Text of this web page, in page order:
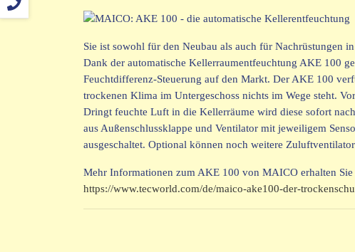
Sie ist sowohl für den Neubau als auch für Nachrüstungen
Dank der automatische Kellerraumentfeuchtung AKE 100
Feuchtdifferenz-Steuerung auf den Markt. Der AKE 100
trockenen Klima im Untergeschoss nichts im Wege steht.
Dringt feuchte Luft in die Kellerräume wird diese sofort
aus Außenschlussklappe und Ventilator mit jeweiligem
ausgeschaltet. Optional können noch weitere
Mehr Informationen zum AKE 100 von MAICO erhalten Sie
https://www.tecworld.com/de/maico-ake100-der-